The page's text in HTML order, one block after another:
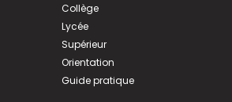
Collège
Lycée
Supérieur
Orientation
Guide pratique